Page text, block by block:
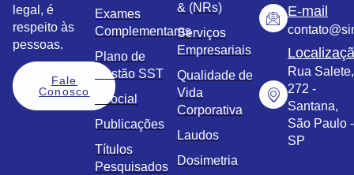
legal, é
respeito às
pessoas.
Fale
Conosco
Exames
Complementares
Plano de
Gestão SST
eSocial
Publicações
Títulos
Pesquisados
& (NRs)
Serviços
Empresariais
Qualidade de
Vida
Corporativa
Laudos
Dosimetria
E-mail
Rua Salete,
272 -
Santana,
São Paulo -
SP